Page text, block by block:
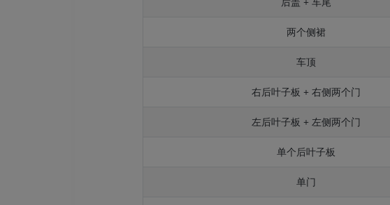
两个侧裙
车顶
右后叶子板 + 右侧两个门
左后叶子板 + 左侧两个门
单个后叶子板
单门